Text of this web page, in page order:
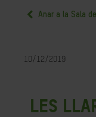
Anar a la Sala
10/12/2019
Les